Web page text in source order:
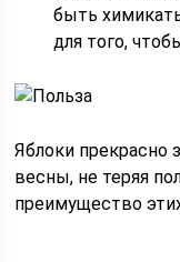
быть
для того,
Яблоки
весны, не теряя
преимущество